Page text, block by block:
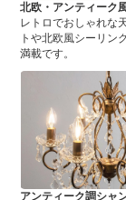
北欧・アンティーク
レトロでおしゃれな
トや北欧風シーリン
満載です。
アンティーク調シャ